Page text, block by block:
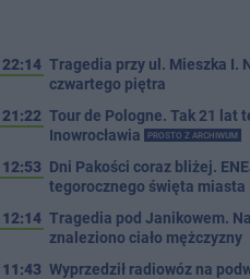
22:14 Tragedia przy ul. Mieszka I.
czwartego piętra
21:22 Tour de Pologne. Tak 21 lat
Inowrocławia
PROSTO Z ARCHIWUM
12:53 Dni Pakości coraz bliżej.
tegorocznego święta miasta
12:14 Tragedia pod Janikowem.
znaleziono ciało mężczyzny
11:43 Wyprzedził radiowóz na